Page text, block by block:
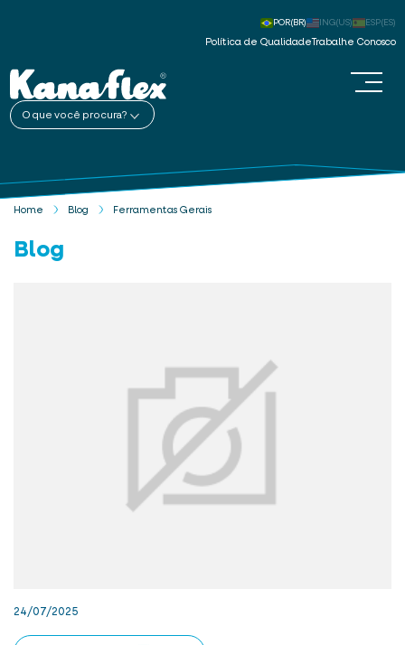
Política de Qualidade Trabalhe Conosco
POR(BR) ING(US) ESP(ES)
O que você procura?
Home Blog Ferramentas Gerais
Blog
24/07/2025